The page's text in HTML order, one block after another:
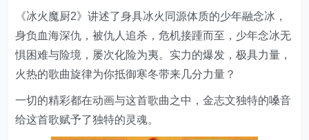
《冰火魔厨2》讲述了身具冰火同源体质的少年融念冰，
身负血海深仇，被仇人追杀，危机接踵而至，少年念冰无
惧困难与险境，屡次化险为夷。实力的爆发，极具力量，
火热的歌曲旋律为你抵御寒冬带来几分力量？
一切的精彩都在动画与这首歌曲之中，金志文独特的嗓音
给这首歌赋予了独特的灵魂。